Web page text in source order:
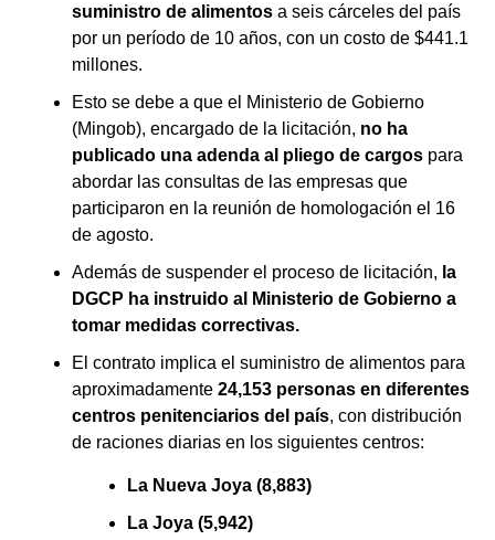
suministro de alimentos a seis cárceles del país
por un período de 10 años, con un costo de $441.1
millones.
Esto se debe a que el Ministerio de Gobierno
(Mingob), encargado de la licitación, no ha
publicado una adenda al pliego de cargos para
abordar las consultas de las empresas que
participaron en la reunión de homologación el 16
de agosto.
Además de suspender el proceso de licitación, la
DGCP ha instruido al Ministerio de Gobierno a
tomar medidas correctivas.
El contrato implica el suministro de alimentos para
aproximadamente 24,153 personas en diferentes
centros penitenciarios del país, con distribución
de raciones diarias en los siguientes centros:
La Nueva Joya (8,883)
La Joya (5,942)